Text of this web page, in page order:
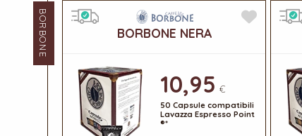
BORBONE BORBONE NERA
10,95 €
50 Capsule compatibili
Lavazza Espresso Point
®*